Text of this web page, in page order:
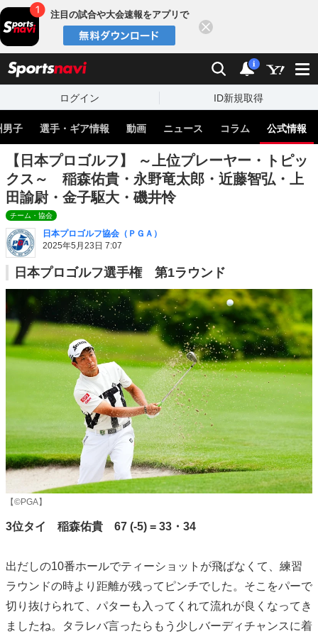
注目の試合や大会速報をアプリで
検索 通知
i
ログイン ID新規取得
男子 選手・ギア情報 動画 ニュース コラム 公式情報
【日本プロゴルフ】 ～上位プレーヤー・トピッ
クス～ 稲森佑貴・永野竜太郎・近藤智弘・上
田諭尉・金子駆大・磯井怜
チーム・協会
日本プロゴルフ協会（ＰＧＡ）
2025年5月23日 7:07
日本プロゴルフ選手権 第1ラウンド
【©PGA】
3位タイ 稲森佑貴 67 (-5) = 33・34
出だしの10番ホールでティーショットが飛ばなくて、練習
ラウンドの時より距離が残ってピンチでした。そこをパーで
切り抜けられて、パターも入ってくれて流れが良くなってき
ましたね。タラレバ言ったらもう少しバーディチャンスに着